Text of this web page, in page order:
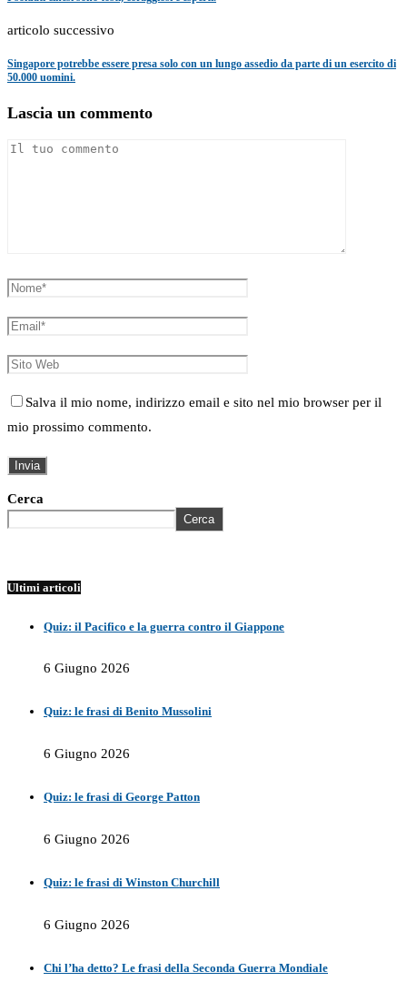
articolo successivo
Singapore potrebbe essere presa solo con un lungo assedio da parte di un esercito di
50.000 uomini.
Lascia un commento
Salva il mio nome, indirizzo email e sito nel mio browser per il
mio prossimo commento.
Cerca
Cerca
Ultimi articoli
Quiz: il Pacifico e la guerra contro il Giappone
6 Giugno 2026
Quiz: le frasi di Benito Mussolini
6 Giugno 2026
Quiz: le frasi di George Patton
6 Giugno 2026
Quiz: le frasi di Winston Churchill
6 Giugno 2026
Chi l’ha detto? Le frasi della Seconda Guerra Mondiale